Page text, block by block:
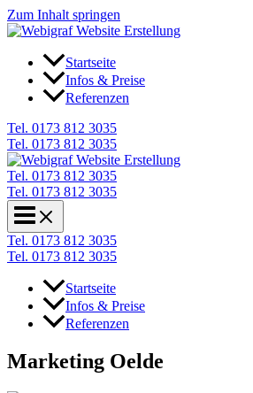
Zum Inhalt springen
Startseite
Infos & Preise
Referenzen
Tel. 0173 812 3035
Tel. 0173 812 3035
Tel. 0173 812 3035
Tel. 0173 812 3035
Tel. 0173 812 3035
Tel. 0173 812 3035
Startseite
Infos & Preise
Referenzen
Marketing Oelde